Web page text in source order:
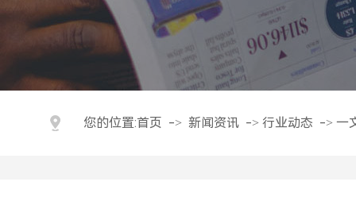
您的位置:首页 -> 新闻资讯 -> 行业动态 -> 一